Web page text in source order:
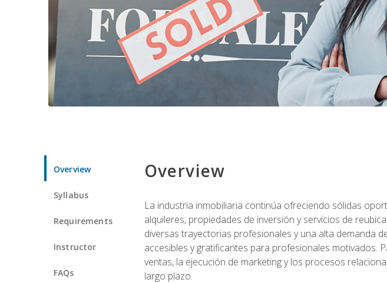
Overview
Syllabus
Requirements
Instructor
FAQs
Overview
La industria inmobiliaria continúa ofreciendo sólidas
alquileres, propiedades de inversión y servicios de
diversas trayectorias profesionales y una alta demanda
accesibles y gratificantes para profesionales motivados.
ventas, la ejecución de marketing y los procesos
largo plazo.